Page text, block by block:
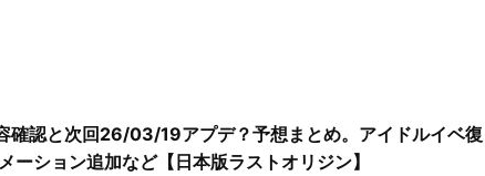
認と次回26/03/19アプデ？予想まとめ。アイドルイベ復
ーション追加など【日本版ラストオリジン】